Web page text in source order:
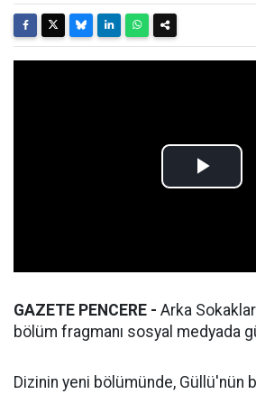
GAZETE PENCERE - Arka
bölüm fragmanı sosyal medyada
Dizinin yeni bölümünde, Güllü'nün